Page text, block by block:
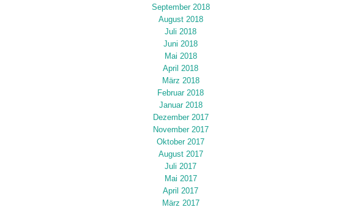
September 2018
August 2018
Juli 2018
Juni 2018
Mai 2018
April 2018
März 2018
Februar 2018
Januar 2018
Dezember 2017
November 2017
Oktober 2017
August 2017
Juli 2017
Mai 2017
April 2017
März 2017